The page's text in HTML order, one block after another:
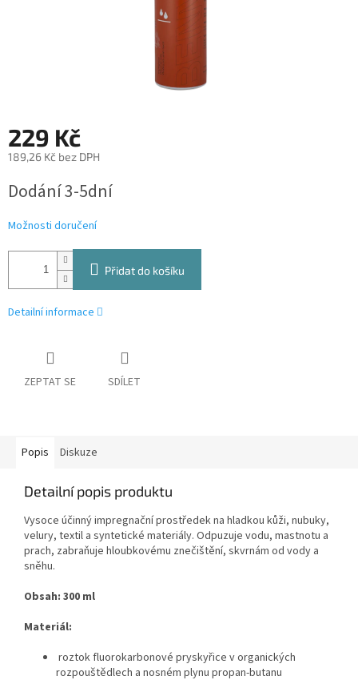
229 Kč
189,26 Kč bez DPH
cena:
Dodání 3-5dní
Možnosti doručení
Přidat do košíku
Detailní informace
ZEPTAT SE SDÍLET
Popis Diskuze
Detailní popis produktu
Vysoce účinný impregnační prostředek na hladkou kůži, nubuky,
velury, textil a syntetické materiály. Odpuzuje vodu, mastnotu a
prach, zabraňuje hloubkovému znečištění, skvrnám od vody a
sněhu.
Obsah: 300 ml
Materiál:
roztok fluorokarbonové pryskyřice v organických
rozpouštědlech a nosném plynu propan-butanu